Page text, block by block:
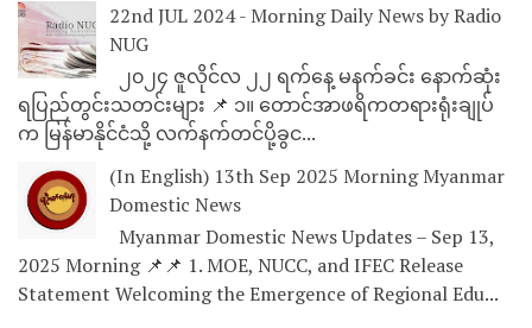
22nd JUL 2024 - Morning Daily News by Radio
NUG
၂၀၂၄ ဇူလိုင်လ ၂၂ ရက်နေ့ မနက်ခင်း နောက်ဆုံး
ရပြည်တွင်းသတင်းများ 📌 ၁။ တောင်အာဖရိကတရားရုံးချုပ်
က မြန်မာနိုင်ငံသို့ လက်နက်တင်ပို့ခွင...
(In English) 13th Sep 2025 Morning Myanmar
Domestic News
Myanmar Domestic News Updates – Sep 13,
2025 Morning 📌📌 1. MOE, NUCC, and IFEC Release
Statement Welcoming the Emergence of Regional Edu...